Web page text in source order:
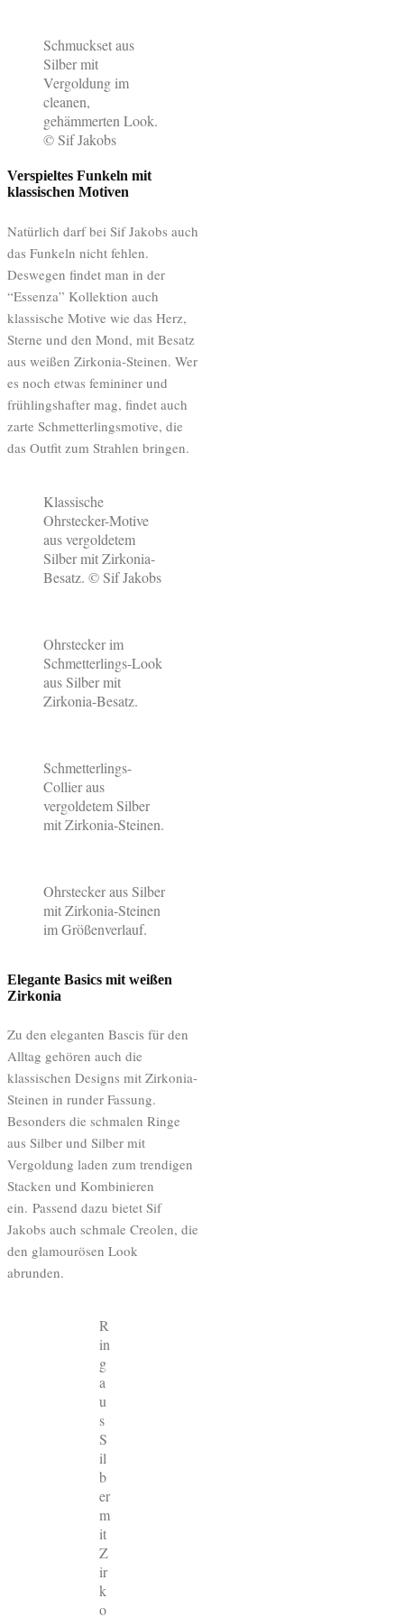
Schmuckset aus
Silber mit
Vergoldung im
cleanen,
gehämmerten Look.
© Sif Jakobs
Verspieltes Funkeln mit
klassischen Motiven
Natürlich darf bei Sif Jakobs auch
das Funkeln nicht fehlen.
Deswegen findet man in der
“Essenza” Kollektion auch
klassische Motive wie das Herz,
Sterne und den Mond, mit Besatz
aus weißen Zirkonia-Steinen. Wer
es noch etwas femininer und
frühlingshafter mag, findet auch
zarte Schmetterlingsmotive, die
das Outfit zum Strahlen bringen.
Klassische
Ohrstecker-Motive
aus vergoldetem
Silber mit Zirkonia-
Besatz. © Sif Jakobs
Ohrstecker im
Schmetterlings-Look
aus Silber mit
Zirkonia-Besatz.
Schmetterlings-
Collier aus
vergoldetem Silber
mit Zirkonia-Steinen.
Ohrstecker aus Silber
mit Zirkonia-Steinen
im Größenverlauf.
Elegante Basics mit weißen
Zirkonia
Zu den eleganten Bascis für den
Alltag gehören auch die
klassischen Designs mit Zirkonia-
Steinen in runder Fassung.
Besonders die schmalen Ringe
aus Silber und Silber mit
Vergoldung laden zum trendigen
Stacken und Kombinieren
ein. Passend dazu bietet Sif
Jakobs auch schmale Creolen, die
den glamourösen Look
abrunden.
R
in
g
a
u
s
S
il
b
er
m
it
Z
ir
k
o